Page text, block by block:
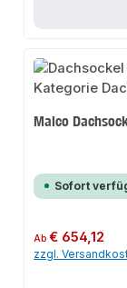
Maico
Sofort
Regulärer Preis:
Ab€ 654,12
zzgl.